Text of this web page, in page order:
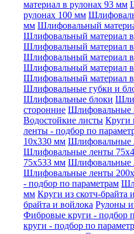
материал в рулонах 93 мм
рулонах 100 мм
мм Шлифовальный
Шлифовальный материал
Шлифовальный материал
Шлифовальный материал
Шлифовальный материал
Шлифовальный материал
Шлифовальные губки и
Шлифовальные блоки
сторонние Шлифовальные
Водостойкие листы Круги
ленты - подбор по
10x330 мм Шлифовальные
Шлифовальные ленты
75x533 мм Шлифовальные
Шлифовальные ленты
- подбор по параметрам
мм Круги из скотч-брайта
брайта и войлока Рулоны
Фибровые круги - подбор
круги - подбор по